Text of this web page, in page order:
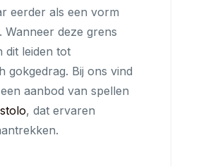
eerder als een vorm
Wanneer deze grens
dit leiden tot
gokgedrag. Bij ons vind
aanbod van spellen
, dat ervaren